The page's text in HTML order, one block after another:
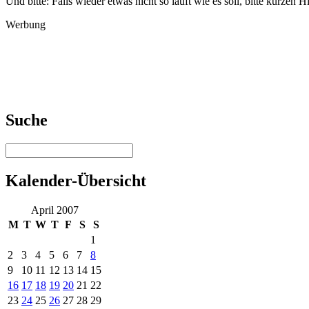
Werbung
Suche
Kalender-Übersicht
April 2007
M T W T F S
S
1
2
3 4 5 6 7
8
9
10 11 12 13 14 15
16 17 18 19 20 21 22
23 24 25 26 27 28 29